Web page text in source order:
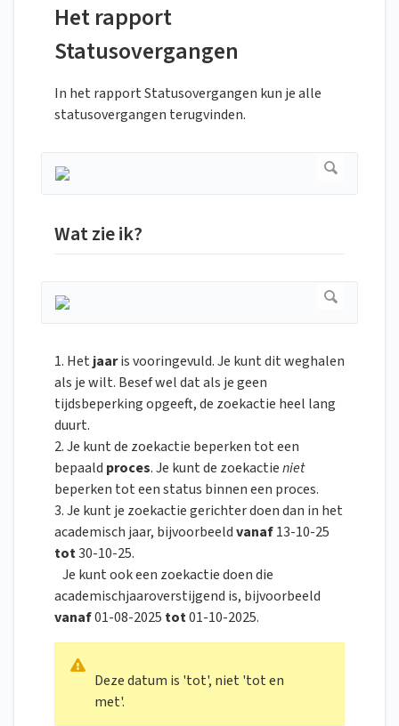
Het rapport
Statusovergangen
In het rapport Statusovergangen kun je alle
statusovergangen terugvinden.
Wat zie ik?
1. Het jaaris vooringevuld. Je kunt dit weghalen
als je wilt. Besef wel dat als je geen
tijdsbeperking opgeeft, de zoekactie heel lang
duurt.
2. Je kunt de zoekactie beperken tot een
bepaald proces. Je kunt de zoekactieniet
beperken tot een status binnen een proces.
3. Je kunt je zoekactie gerichter doen dan in het
academisch jaar, bijvoorbeeldvanaf13-10-25
tot30-10-25.
Je kunt ook een zoekactie doen die
academischjaaroverstijgend is, bijvoorbeeld
vanaf01-08-2025 tot01-10-2025.
Deze datum is 'tot', niet 'tot en
met'.